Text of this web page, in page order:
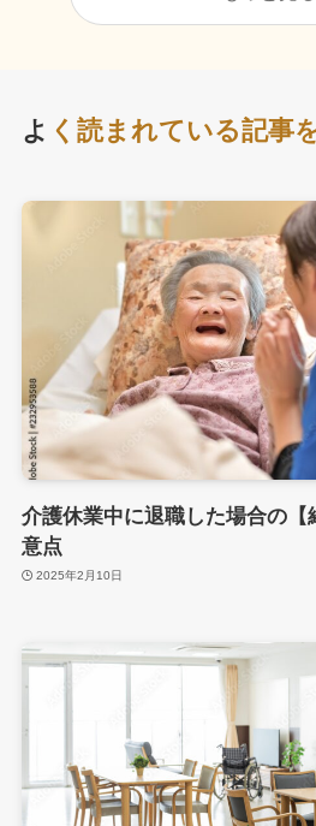
よ く読まれている記事
介護休業中に退職した場合の【
意点
2025年2月10日